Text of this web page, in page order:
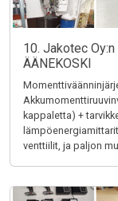
10. Jakotec
ÄÄNEKOSKI
kappaletta) +
venttiilit, ja paljon